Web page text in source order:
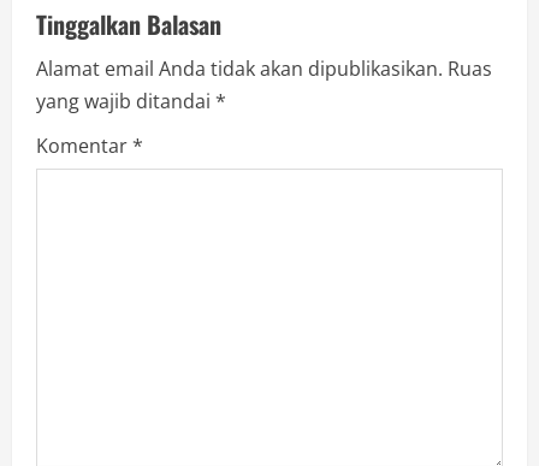
i
g
a
Tinggalkan Balasan
Alamat email Anda tidak akan dipublikasikan. Ruas
yang wajib ditandai *
Komentar*